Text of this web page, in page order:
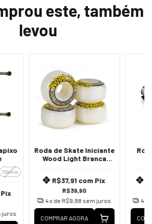
este, também
levou
159mm
Pix
juros
Roda de Skate Iniciante
Wood Light Branca
R$39,90
R$37,91 com Pix
4x de R$9,98 sem juros
COMPRAR AGORA
4